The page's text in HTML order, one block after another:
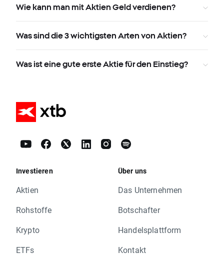
Wie kann man mit Aktien Geld verdienen?
Was sind die 3 wichtigsten Arten von Aktien?
Was ist eine gute erste Aktie für den Einstieg?
Investieren
Aktien
Rohstoffe
Krypto
ETFs
Über uns
Das Unternehmen
Botschafter
Handelsplattform
Kontakt